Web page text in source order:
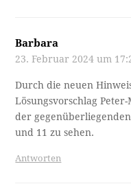
Barbara
23. Februar 2024 um
Durch die neuen
Lösungsvorschlag
der
und 11 zu sehen.
Antworten